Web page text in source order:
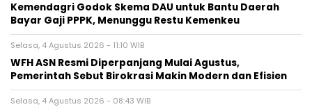
Kemendagri Godok Skema DAU untuk Bantu Daerah
Bayar Gaji PPPK, Menunggu Restu Kemenkeu
Selasa, 4 Agustus 2026 - 11:10 WIB
WFH ASN Resmi Diperpanjang Mulai Agustus,
Pemerintah Sebut Birokrasi Makin Modern dan Efisien
Selasa, 4 Agustus 2026 - 08:43 WIB